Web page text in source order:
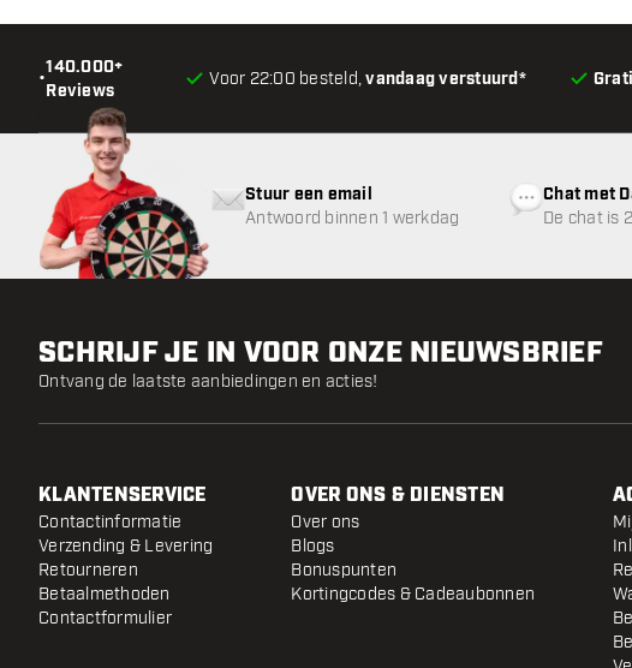
•
140.000+
Reviews
Voor 22:00 besteld,vandaag verstuurd*
Stuur een email
Antwoord binnen 1 werkdag
Chat met
De chat is
SCHRIJF JE IN VOOR ONZE NIEUWSBRIEF
Ontvang de laatste aanbiedingen en acties!
KLANTENSERVICE
Contactinformatie
Verzending & Levering
Retourneren
Betaalmethoden
Contactformulier
OVER ONS & DIENSTEN
Over ons
Blogs
Bonuspunten
Kortingcodes & Cadeaubonnen